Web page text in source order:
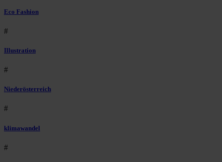
Eco Fashion
#
Illustration
#
Niederösterreich
#
klimawandel
#